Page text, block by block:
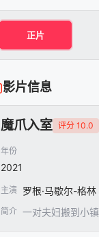
正片
影片信息
魔爪入室 评分 10.0
年份
2021
主演
简介 一对夫妇搬到小